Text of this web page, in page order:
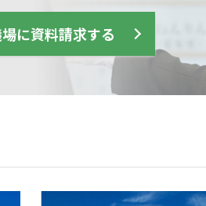
に資料請求する